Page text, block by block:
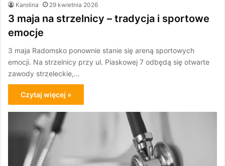
Karolina 29 kwietnia 2026
3 maja na strzelnicy – tradycja i sportowe
emocje
3 maja Radomsko ponownie stanie się areną sportowych
emocji. Na strzelnicy przy ul. Piaskowej 7 odbędą się otwarte
zawody strzeleckie,…
Czytaj więcej »